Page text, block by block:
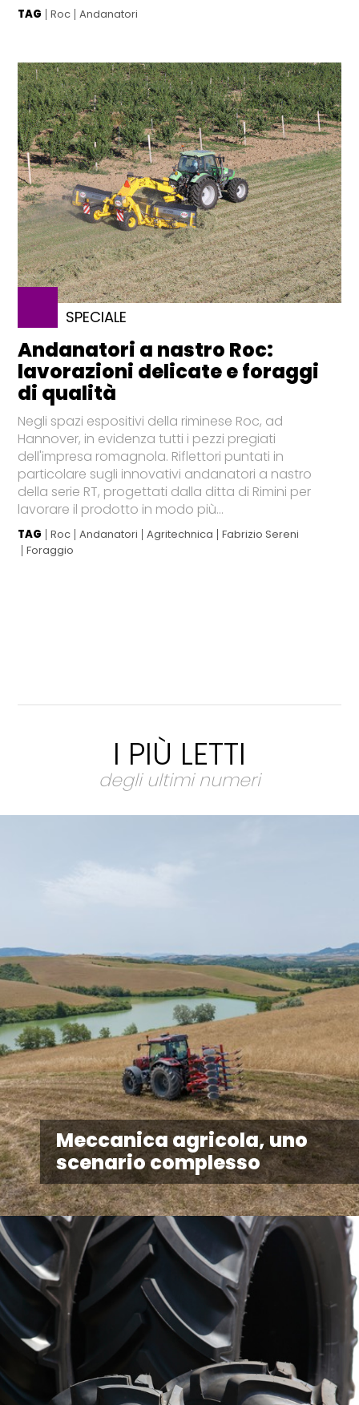
TAG Roc Andanatori
SPECIALE
Andanatori a nastro Roc:
lavorazioni delicate e foraggi
di qualità
Negli spazi espositivi della riminese Roc, ad
Hannover, in evidenza tutti i pezzi pregiati
dell'impresa romagnola. Riflettori puntati in
particolare sugli innovativi andanatori a nastro
della serie RT, progettati dalla ditta di Rimini per
lavorare il prodotto in modo più...
TAG Roc Andanatori Agritechnica
Fabrizio Sereni
Foraggio
I PIÙ LETTI
degli ultimi numeri
Meccanica agricola, uno
scenario complesso